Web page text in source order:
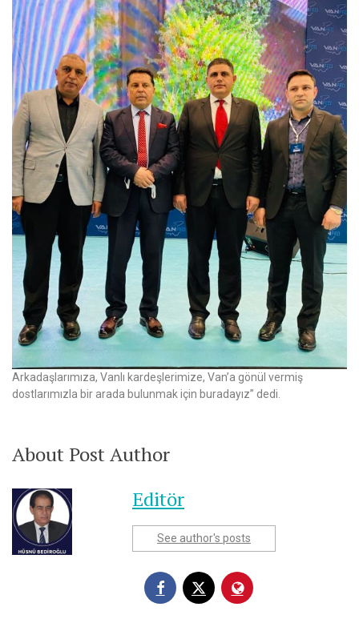
Arkadaşlarımıza, Vanlı kardeşlerimize, Van’a gönül vermiş
dostlarımızla bir arada bulunmak için buradayız” dedi.
About Post Author
Editör
See author's posts